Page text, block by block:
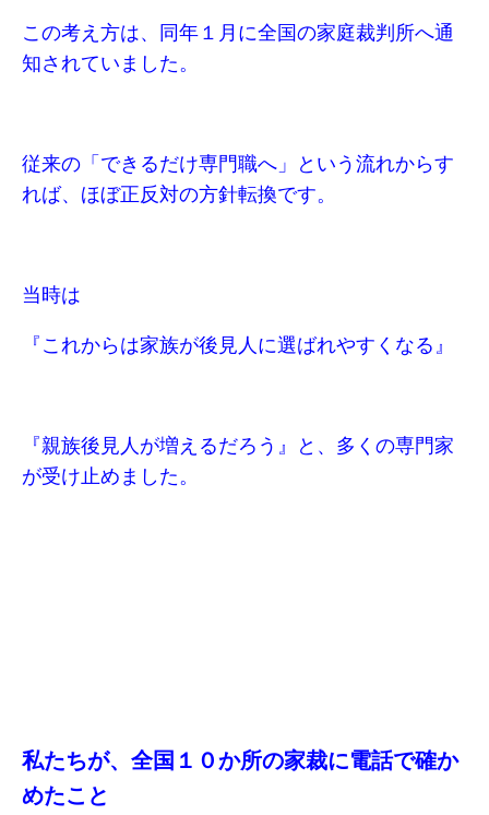
この考え方は、同年１月に全国の家庭裁判所へ通
知されていました。
従来の「できるだけ専門職へ」という流れからす
れば、ほぼ正反対の方針転換です。
当時は
『これからは家族が後見人に選ばれやすくなる』
『親族後見人が増えるだろう』と、多くの専門家
が受け止めました。
私たちが、全国１０か所の家裁に電話で確か
めたこと